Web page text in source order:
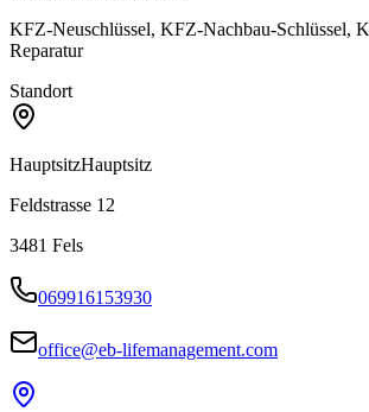
KFZ-Neuschlüssel, KFZ-Nachbau-Schlüssel,
Reparatur
Standort
HauptsitzHauptsitz
Feldstrasse 12
3481 Fels
069916153930
office@eb-lifemanagement.com